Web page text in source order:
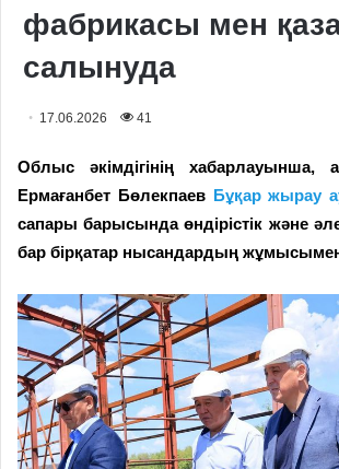
фабрикасы мен
салынуда
17.06.2026 41
Облыс әкімдігінің хабарлауынша,
Ермағанбет Бөлекпаев Бұқар жырау
сапары барысында өндірістік және
бар бірқатар нысандардың